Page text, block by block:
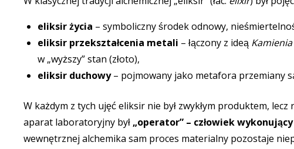
eliksir życia – symboliczny środek odnowy,
eliksir przekształcenia metali – łączony z ideą
w „wyższy” stan (złoto),
eliksir duchowy– pojmowany jako metafora przemiany
W każdym z tych ujęć eliksir nie był zwykłym produktem,
aparat laboratoryjny był „operator” – człowiek
wewnętrznej alchemika sam proces materialny pozostaje